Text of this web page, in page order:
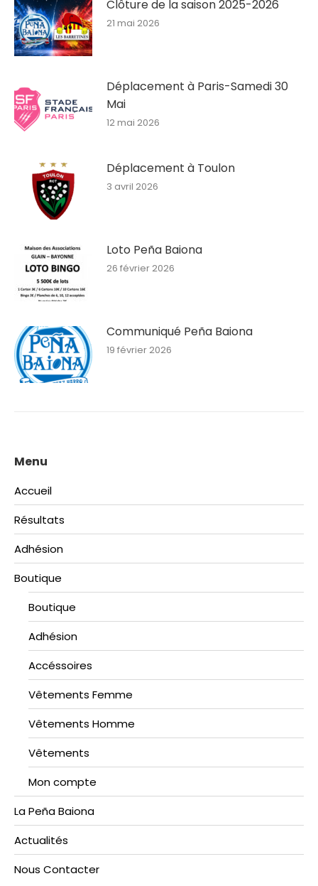
Clôture de la saison 2025-2026
21 mai 2026
Déplacement à Paris-Samedi 30
Mai
12 mai 2026
Déplacement à Toulon
3 avril 2026
Loto Peña Baiona
26 février 2026
Communiqué Peña Baiona
19 février 2026
Menu
Accueil
Résultats
Adhésion
Boutique
Boutique
Adhésion
Accéssoires
Vêtements Femme
Vêtements Homme
Vêtements
Mon compte
La Peña Baiona
Actualités
Nous Contacter